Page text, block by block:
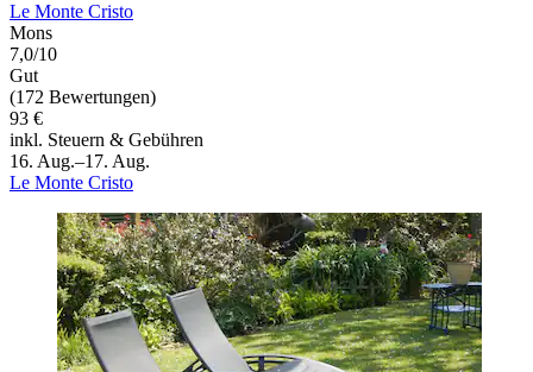
Le Monte Cristo
Mons
7,0/10
Gut
(172 Bewertungen)
93 €
inkl. Steuern & Gebühren
16. Aug.–17. Aug.
Le Monte Cristo